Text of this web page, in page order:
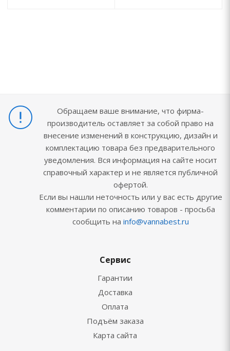
Обращаем ваше внимание, что фирма-
производитель оставляет за собой право на
внесение изменений в конструкцию, дизайн и
комплектацию товара без предварительного
уведомления. Вся информация на сайте носит
справочный характер и не является публичной
офертой.
Если вы нашли неточность или у вас есть другие
комментарии по описанию товаров - просьба
сообщить на info@vannabest.ru
Сервис
Гарантии
Доставка
Оплата
Подъём заказа
Карта сайта